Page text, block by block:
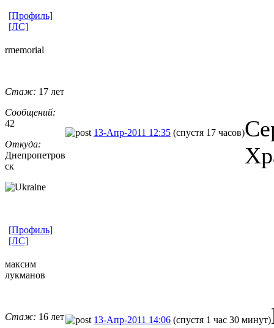
[Профиль]
[ЛС]
rmemorial
Стаж: 17 лет
Сообщений:
42
Откуда:
Днепропетров
ск
13-Апр-2011 12:35 (спустя 17 часов)
[Профиль]
[ЛС]
максим
лукманов
Стаж: 16 лет 13-Апр-2011 14:06 (спустя 1 час 30 минут)